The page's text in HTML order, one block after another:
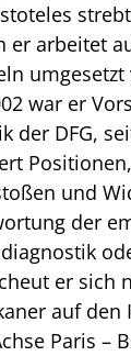
er arbeitet
war er
der DFG,
und
der
er sich
auf
Paris –